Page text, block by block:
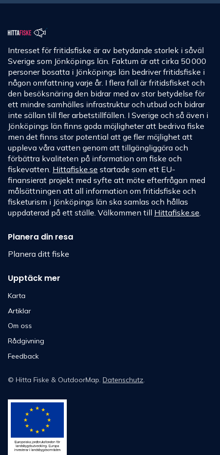
Intresset för fritidsfiske är av betydande storlek i såväl
Sverige som Jönköpings län. Faktum är att cirka 50 000
personer bosatta i Jönköpings län bedriver fritidsfiske i
någon omfattning varje år. I flera fall är fritidsfisket och
den besöksnäring den bidrar med av stor betydelse för
ett mindre samhälles infrastruktur och utbud och bidrar
inte sällan till fler arbetstillfällen. I Sverige och så även i
Jönköpings län finns goda möjligheter att bedriva fiske
men det finns stor potential att ge fler möjlighet att
uppleva våra vatten genom att tillgängliggöra och
förbättra kvaliteten på information om fiske och
fiskevatten. Hittafiske.se startade som ett EU-
finansierat projekt med syfte att möte efterfrågan med
målsättningen att all information om fritidsfiske och
fisketurism i Jönköpings län ska samlas och hållas
uppdaterad på ett ställe. Välkommen till Hittafiske.se
Planera din resa
Planera ditt fiske
Upptäck mer
Karta
Artiklar
Om oss
Rådgivning
Feedback
© Hitta Fiske & OutdoorMap. Datenschutz.